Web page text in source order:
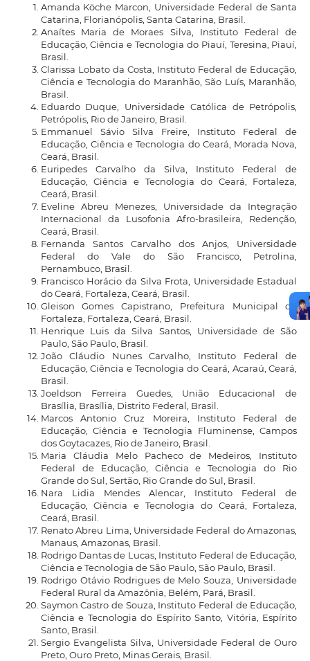
Amanda Köche Marcon, Universidade Federal de Santa
Catarina, Florianópolis, Santa Catarina, Brasil.
Anaítes Maria de Moraes Silva, Instituto Federal de
Educação, Ciência e Tecnologia do Piauí, Teresina, Piauí,
Brasil.
Clarissa Lobato da Costa, Instituto Federal de Educação,
Ciência e Tecnologia do Maranhão, São Luís, Maranhão,
Brasil.
Eduardo Duque, Universidade Católica de Petrópolis,
Petrópolis, Rio de Janeiro, Brasil.
Emmanuel Sávio Silva Freire, Instituto Federal de
Educação, Ciência e Tecnologia do Ceará, Morada Nova,
Ceará, Brasil.
Euripedes Carvalho da Silva, Instituto Federal de
Educação, Ciência e Tecnologia do Ceará, Fortaleza,
Ceará, Brasil.
Eveline Abreu Menezes, Universidade da Integração
Internacional da Lusofonia Afro-brasileira, Redenção,
Ceará, Brasil.
Fernanda Santos Carvalho dos Anjos, Universidade
Federal do Vale do São Francisco, Petrolina,
Pernambuco, Brasil.
Francisco Horácio da Silva Frota, Universidade Estadual
do Ceará, Fortaleza, Ceará, Brasil.
Gleison Gomes Capistrano, Prefeitura Municipal de
Fortaleza, Fortaleza, Ceará, Brasil.
Henrique Luis da Silva Santos, Universidade de São
Paulo, São Paulo, Brasil.
João Cláudio Nunes Carvalho, Instituto Federal de
Educação, Ciência e Tecnologia do Ceará, Acaraú, Ceará,
Brasil.
Joeldson Ferreira Guedes, União Educacional de
Brasília, Brasília, Distrito Federal, Brasil.
Marcos Antonio Cruz Moreira, Instituto Federal de
Educação, Ciência e Tecnologia Fluminense, Campos
dos Goytacazes, Rio de Janeiro, Brasil.
Maria Cláudia Melo Pacheco de Medeiros, Instituto
Federal de Educação, Ciência e Tecnologia do Rio
Grande do Sul, Sertão, Rio Grande do Sul, Brasil.
Nara Lidia Mendes Alencar, Instituto Federal de
Educação, Ciência e Tecnologia do Ceará, Fortaleza,
Ceará, Brasil.
Renato Abreu Lima, Universidade Federal do Amazonas,
Manaus, Amazonas, Brasil.
Rodrigo Dantas de Lucas, Instituto Federal de Educação,
Ciência e Tecnologia de São Paulo, São Paulo, Brasil.
Rodrigo Otávio Rodrigues de Melo Souza, Universidade
Federal Rural da Amazônia, Belém, Pará, Brasil.
Saymon Castro de Souza, Instituto Federal de Educação,
Ciência e Tecnologia do Espírito Santo, Vitória, Espírito
Santo, Brasil.
Sergio Evangelista Silva, Universidade Federal de Ouro
Preto, Ouro Preto, Minas Gerais, Brasil.